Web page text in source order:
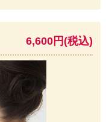
6,600円(税込)